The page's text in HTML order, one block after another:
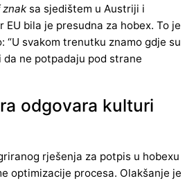
znak sa sjedištem u Austriji i
bila je presudna za hobex. To je
“U svakom trenutku znamo gdje su
da ne potpadaju pod strane
odgovara kulturi
rješenja za potpis u hobexu
optimizacije procesa. Olakšanje je